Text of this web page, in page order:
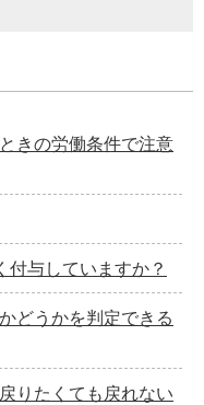
きの労働条件で注意
与していますか？
どうかを判定できる
りたくても戻れない